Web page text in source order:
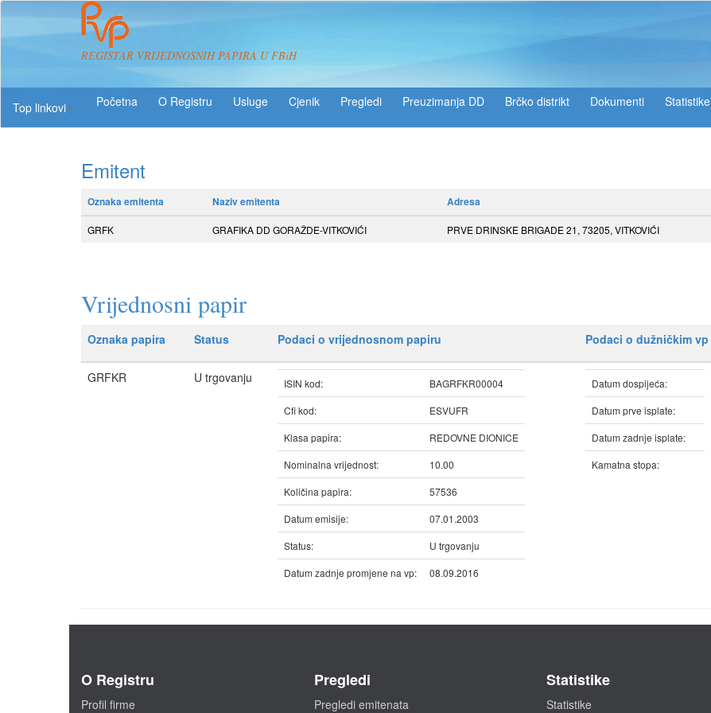
REGISTAR VRIJEDNOSNIH PAPIRA U FBiH
Top linkovi
O Registru Usluge Pregledi Preuzimanja DD Brčko distrikt Dokumenti Statistike
Emitent
Oznaka emitenta Naziv emitenta Adresa
GRFK GRAFIKA DD GORAŽDE-VITKOVIĆI PRVE DRINSKE BRIGADE 21, 73205, VITKOVIĆI
Vrijednosni papir
Oznaka papira Status Podaci o vrijednosnom papiru Podaci o dužničkim vp
GRFKR U trgovanju ISIN kod:
BAGRFKR00004
Cfi kod:
ESVUFR
Klasa papira:
REDOVNE DIONICE
Nominalna vrijednost:
10.00
Količina papira:
57536
Datum emisije:
07.01.2003
Status:
U trgovanju
Datum zadnje promjene na vp:
08.09.2016
Datum dospijeća:
Datum prve isplate:
Datum zadnje isplate:
Kamatna stopa:
O Registru
Profil firme
Pregledi
Pregledi emitenata
Statistike
Statistike